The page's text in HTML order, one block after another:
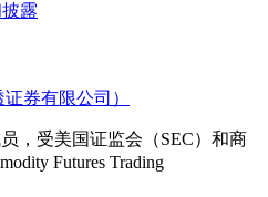
露
券有限公司）
，受美国证监会（SEC）和商
Futures Trading